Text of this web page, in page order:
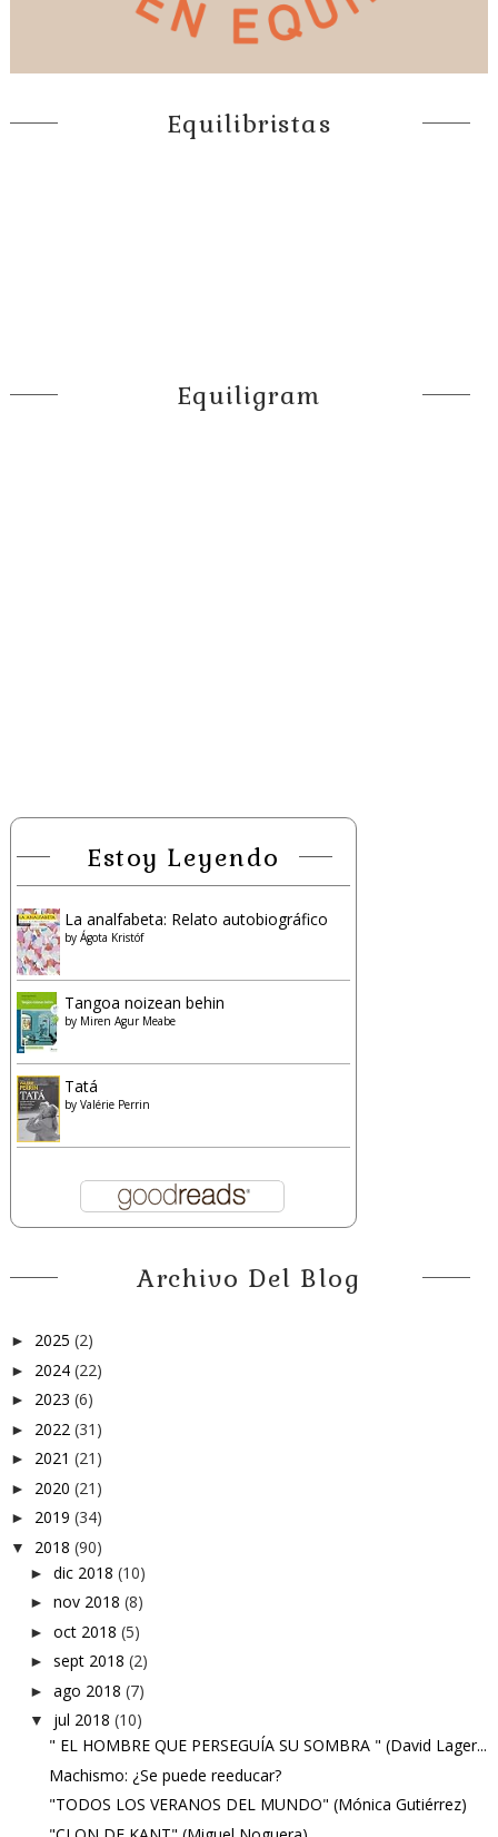
Equilibristas
Equiligram
Estoy Leyendo
La analfabeta: Relato autobiográfico
by Ágota Kristóf
Tangoa noizean behin
by Miren Agur Meabe
Tatá
by Valérie Perrin
Archivo Del Blog
► 2025 (2)
► 2024 (22)
► 2023 (6)
► 2022 (31)
► 2021 (21)
► 2020 (21)
► 2019 (34)
▼ 2018 (90)
► dic 2018 (10)
► nov 2018 (8)
► oct 2018 (5)
► sept 2018 (2)
► ago 2018 (7)
▼ jul 2018 (10)
" EL HOMBRE QUE PERSEGUÍA SU SOMBRA " (David Lager...
Machismo: ¿Se puede reeducar?
"TODOS LOS VERANOS DEL MUNDO" (Mónica Gutiérrez)